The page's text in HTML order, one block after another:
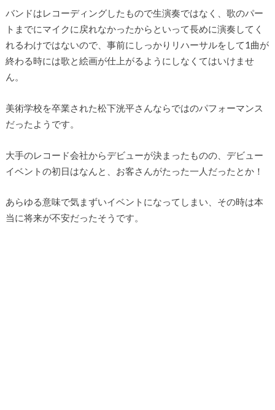
バンドはレコーディングしたもので生演奏ではなく、歌のパー
トまでにマイクに戻れなかったからといって長めに演奏してく
れるわけではないので、事前にしっかりリハーサルをして1曲が
終わる時には歌と絵画が仕上がるようにしなくてはいけませ
ん。
美術学校を卒業された松下洸平さんならではのパフォーマンス
だったようです。
大手のレコード会社からデビューが決まったものの、デビュー
イベントの初日はなんと、お客さんがたった一人だったとか！
あらゆる意味で気まずいイベントになってしまい、その時は本
当に将来が不安だったそうです。